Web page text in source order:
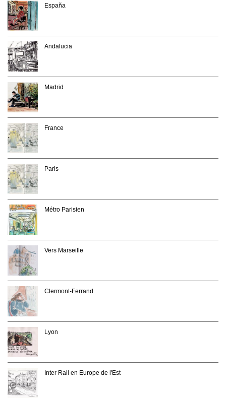
España
Andalucia
Madrid
France
Paris
Métro Parisien
Vers Marseille
Clermont-Ferrand
Lyon
Inter Rail en Europe de l'Est